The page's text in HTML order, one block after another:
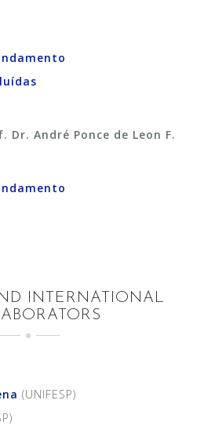
Dr. André Ponce de Leon F.
INTERNATIONAL
(UNIFESP)